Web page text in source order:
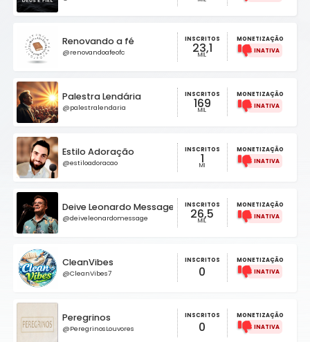
Renovando a fé
@renovandoafeofc
INSCRITOS
23,1
MIL
MONETIZAÇÃO
Palestra Lendária
@palestralendaria
INSCRITOS
169
MIL
MONETIZAÇÃO
Estilo Adoração
@estiloadoracao
INSCRITOS
1
MI
MONETIZAÇÃO
Deive Leonardo Message
@deiveleonardomessage
INSCRITOS
26,5
MIL
MONETIZAÇÃO
CleanVibes
@CleanVibes7
INSCRITOS
0
MONETIZAÇÃO
Peregrinos
@PeregrinosLouvores
INSCRITOS
0
MONETIZAÇÃO